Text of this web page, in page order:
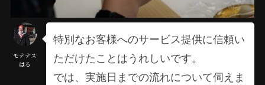
モテナス
はる
特別なお客様へのサービス提供に信頼い
ただけたことはうれしいです。
では、実施日までの流れについて伺えま